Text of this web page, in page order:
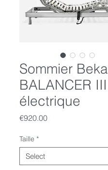
Sommier Beka
BALANCER III
électrique
€920.00Price
Taille *